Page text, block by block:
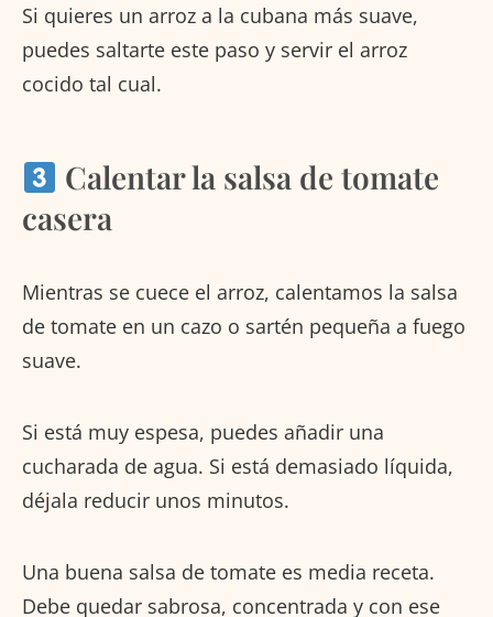
Si quieres un arroz a la cubana más suave,
puedes saltarte este paso y servir el arroz
cocido tal cual.
Calentar la salsa de tomate
casera
Mientras se cuece el arroz, calentamos la salsa
de tomate en un cazo o sartén pequeña a fuego
suave.
Si está muy espesa, puedes añadir una
cucharada de agua. Si está demasiado líquida,
déjala reducir unos minutos.
Una buena salsa de tomate es media receta.
Debe quedar sabrosa, concentrada y con ese